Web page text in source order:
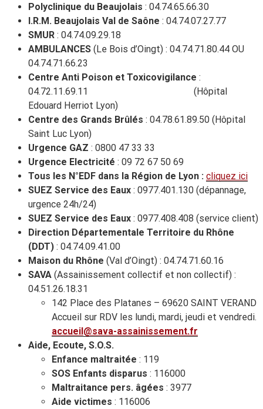
Polyclinique du Beaujolais : 04.74.65.66.30
I.R.M. Beaujolais Val de Saône : 04.74.07.27.77
SMUR : 04.74.09.29.18
AMBULANCES (Le Bois d’Oingt) : 04.74.71.80.44 OU
04.74.71.66.23
Centre Anti Poison et Toxicovigilance :
04.72.11.69.11 (Hôpital
Edouard Herriot Lyon)
Centre des Grands Brûlés : 04.78.61.89.50 (Hôpital
Saint Luc Lyon)
Urgence GAZ : 0800 47 33 33
Urgence Electricité : 09 72 67 50 69
Tous les N°EDF dans la Région de Lyon : cliquez ici
SUEZ Service des Eaux : 0977.401.130 (dépannage,
urgence 24h/24)
SUEZ Service des Eaux : 0977.408.408 (service client)
Direction Départementale Territoire du Rhône
(DDT) : 04.74.09.41.00
Maison du Rhône (Val d’Oingt) : 04.74.71.60.16
SAVA (Assainissement collectif et non collectif) :
04.51.26.18.31
142 Place des Platanes – 69620 SAINT VERAND
Accueil sur RDV les lundi, mardi, jeudi et vendredi.
accueil@sava-assainissement.fr
Aide, Ecoute, S.O.S.
Enfance maltraitée : 119
SOS Enfants disparus : 116000
Maltraitance pers. âgées : 3977
Aide victimes : 116006